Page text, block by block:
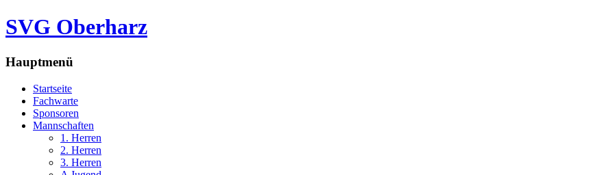
SVG Oberharz
Hauptmenü
Startseite
Fachwarte
Sponsoren
Mannschaften
1. Herren
2. Herren
3. Herren